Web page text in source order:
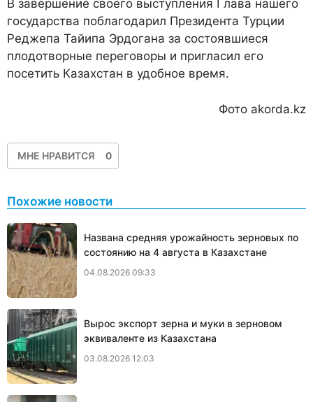
В завершение своего выступления Глава нашего
государства поблагодарил Президента Турции
Реджепа Тайипа Эрдогана за состоявшиеся
плодотворные переговоры и пригласил его
посетить Казахстан в удобное время.
Фото akorda.kz
МНЕ НРАВИТСЯ 0
Похожие новости
Названа средняя урожайность зерновых по
состоянию на 4 августа в Казахстане
04.08.2026 09:33
Вырос экспорт зерна и муки в зерновом
эквиваленте из Казахстана
03.08.2026 12:03